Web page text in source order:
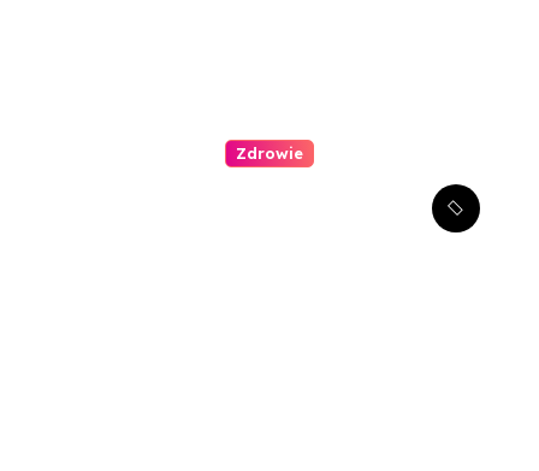
Zdrowie